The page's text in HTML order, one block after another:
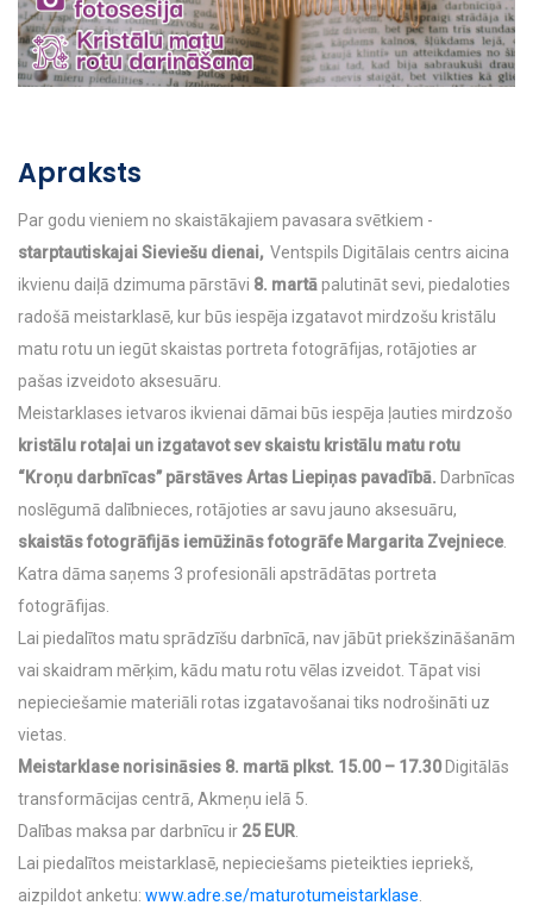
Apraksts
Par godu vieniem no skaistākajiem pavasara svētkiem -
starptautiskajai Sieviešu dienai,Ventspils Digitālais centrs aicina
ikvienu daiļā dzimuma pārstāvi 8. martāpalutināt sevi, piedaloties
radošā meistarklasē, kur būs iespēja izgatavot mirdzošu kristālu
matu rotu un iegūt skaistas portreta fotogrāfijas, rotājoties ar
pašas izveidoto aksesuāru.
Meistarklases ietvaros ikvienai dāmai būs iespēja ļauties mirdzošo
kristālu rotaļai un izgatavot sev skaistu kristālu matu rotu
“Kroņu darbnīcas” pārstāves Artas Liepiņas pavadībā. Darbnīcas
noslēgumā dalībnieces, rotājoties ar savu jauno aksesuāru,
skaistās fotogrāfijās iemūžinās fotogrāfe Margarita Zvejniece
Katra dāma saņems 3 profesionāli apstrādātas portreta
fotogrāfijas.
Lai piedalītos matu sprādzīšu darbnīcā, nav jābūt priekšzināšanām
vai skaidram mērķim, kādu matu rotu vēlas izveidot. Tāpat visi
nepieciešamie materiāli rotas izgatavošanai tiks nodrošināti uz
vietas.
Meistarklase norisināsies 8. martā plkst. 15.00 – 17.30 Digitālās
transformācijas centrā, Akmeņu ielā 5.
Dalības maksa par darbnīcu ir 25 EUR
Lai piedalītos meistarklasē, nepieciešams pieteikties iepriekš,
aizpildot anketu: www.adre.se/maturotumeistarklase